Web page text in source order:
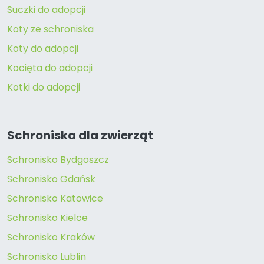
Suczki do adopcji
Koty ze schroniska
Koty do adopcji
Kocięta do adopcji
Kotki do adopcji
Schroniska dla zwierząt
Schronisko Bydgoszcz
Schronisko Gdańsk
Schronisko Katowice
Schronisko Kielce
Schronisko Kraków
Schronisko Lublin